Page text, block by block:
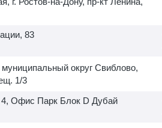
83
муниципальный округ Свиблово,
1/3
4, Офис Парк Блок D Дубай